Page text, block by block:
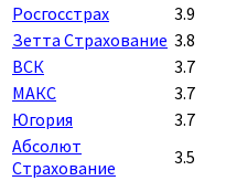
Росгосстрах
3.9
Зетта Страхование 3.8
ВСК
3.7
МАКС
3.7
Югория
3.7
Абсолют
Страхование
3.5